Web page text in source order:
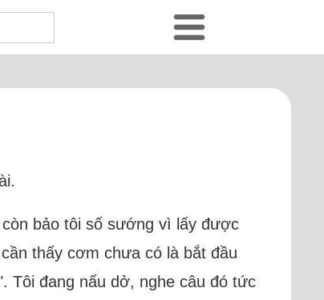
bảo tôi số sướng vì lấy được
thấy cơm chưa có là bắt đầu
Tôi đang nấu dở, nghe câu đó tức